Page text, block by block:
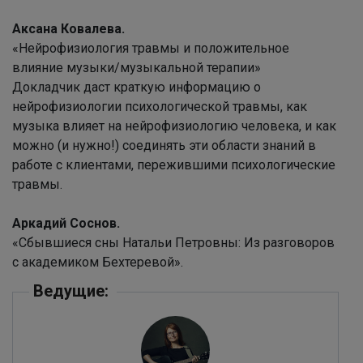
Аксана Ковалева.
«Нейрофизиология травмы и положительное
влияние музыки/музыкальной терапии»
Докладчик даст краткую информацию о
нейрофизиологии психологической травмы, как
музыка влияет на нейрофизиологию человека, и как
можно (и нужно!) соединять эти области знаний в
работе с клиентами, пережившими психологические
травмы.
Аркадий Соснов.
«Сбывшиеся сны Натальи Петровны: Из разговоров
с академиком Бехтеревой».
Ведущие: